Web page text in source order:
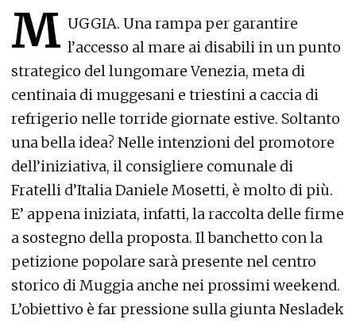
M UGGIA. Una rampa per garantire
l’accesso al mare ai disabili in un punto
strategico del lungomare Venezia, meta di
centinaia di muggesani e triestini a caccia di
refrigerio nelle torride giornate estive. Soltanto
una bella idea? Nelle intenzioni del promotore
dell’iniziativa, il consigliere comunale di
Fratelli d’Italia Daniele Mosetti, è molto di più.
E’ appena iniziata, infatti, la raccolta delle firme
a sostegno della proposta. Il banchetto con la
petizione popolare sarà presente nel centro
storico di Muggia anche nei prossimi weekend.
L’obiettivo è far pressione sulla giunta Nesladek